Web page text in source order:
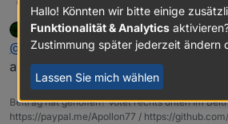
helfen? würde mich
Offline
apollon77schrieb am8. Dez. 2021, 21:47
zuletzt editiert von
@ jlegHier geht es ja nicht um einen
an sich ist auch genug frei.
Beitrag hat geholfen? Votet rechts unten im
https://paypal.me/Apollon77 / https://
Hallo! Könnten wir bitte einige
Funktionalität & Analytics
Zustimmung später jederzeit ändern
Lassen Sie mich wählen